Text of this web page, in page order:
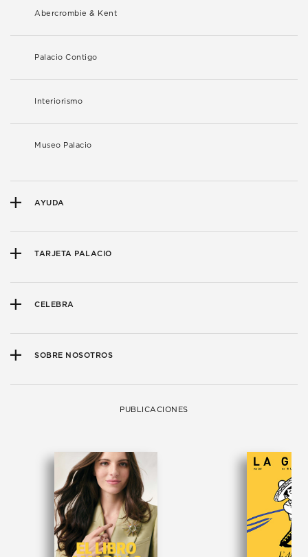
Abercrombie & Kent
Palacio Contigo
Interiorismo
Museo Palacio
AYUDA
TARJETA PALACIO
CELEBRA
SOBRE NOSOTROS
PUBLICACIONES